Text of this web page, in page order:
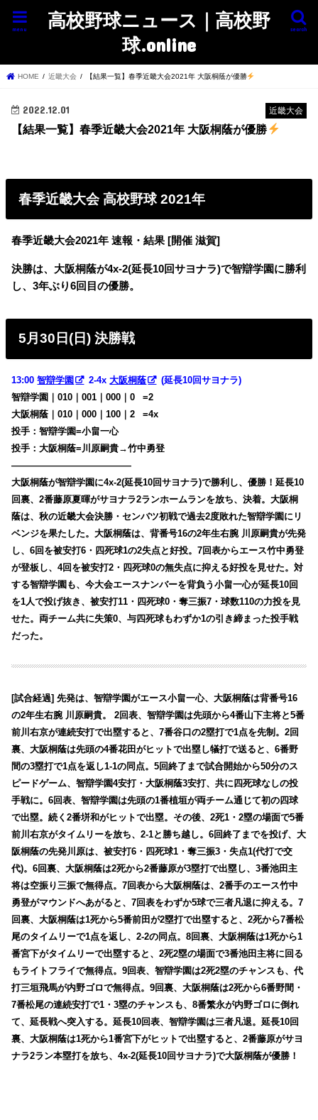
高校野球ニュース｜高校野
球.online
search
menu
HOME 近畿大会 【結果一覧】春季近畿大会2021年 大阪桐蔭が優勝
近畿大会
2022.12.01
【結果一覧】春季近畿大会2021年 大阪桐蔭が優勝
春季近畿大会 高校野球 2021年
春季近畿大会2021年 速報・結果 [開催 滋賀]
決勝は、大阪桐蔭が4x-2(延長10回サヨナラ)で智辯学園に勝利
し、3年ぶり6回目の優勝。
5月30日(日) 決勝戦
13:00智辯学園 2-4x大阪桐蔭
(延長10回サヨナラ)
智辯学園｜010｜001｜000｜0
=2
大阪桐蔭｜010｜000｜100｜2
=4x
投手：智辯学園=小畠一心
投手：大阪桐蔭=川原嗣貴→竹中勇登
—————————————
大阪桐蔭が智辯学園に4x-2(延長10回サヨナラ)で勝利し、優勝！延長10
回裏、2番藤原夏暉がサヨナラ2ランホームランを放ち、決着。大阪桐
蔭は、秋の近畿大会決勝・センバツ初戦で過去2度敗れた智辯学園にリ
ベンジを果たした。大阪桐蔭は、背番号16の2年生右腕 川原嗣貴が先発
し、6回を被安打6・四死球1の2失点と好投。7回表からエース竹中勇登
が登板し、4回を被安打2・四死球0の無失点に抑える好投を見せた。対
する智辯学園も、今大会エースナンバーを背負う小畠一心が延長10回
を1人で投げ抜き、被安打11・四死球0・奪三振7・球数110の力投を見
せた。両チーム共に失策0、与四死球もわずか1の引き締まった投手戦
だった。
[試合経過] 先発は、智辯学園がエース小畠一心、大阪桐蔭は背番号16
の2年生右腕 川原嗣貴。 2回表、智辯学園は先頭から4番山下主将と5番
前川右京が連続安打で出塁すると、7番谷口の2塁打で1点を先制。2回
裏、大阪桐蔭は先頭の4番花田がヒットで出塁し犠打で送ると、6番野
間の3塁打で1点を返し1-1の同点。5回終了まで試合開始から50分のス
ピードゲーム、智辯学園4安打・大阪桐蔭3安打、共に四死球なしの投
手戦に。6回表、智辯学園は先頭の1番植垣が両チーム通じて初の四球
で出塁。続く2番垪和がヒットで出塁。その後、2死1・2塁の場面で5番
前川右京がタイムリーを放ち、2-1と勝ち越し。6回終了までを投げ、大
阪桐蔭の先発川原は、被安打6・四死球1・奪三振3・失点1(代打で交
代)。6回裏、大阪桐蔭は2死から2番藤原が3塁打で出塁し、3番池田主
将は空振り三振で無得点。7回表から大阪桐蔭は、2番手のエース竹中
勇登がマウンドへあがると、7回表をわずか5球で三者凡退に抑える。7
回裏、大阪桐蔭は1死から5番前田が2塁打で出塁すると、2死から7番松
尾のタイムリーで1点を返し、2-2の同点。8回裏、大阪桐蔭は1死から1
番宮下がタイムリーで出塁すると、2死2塁の場面で3番池田主将に回る
もライトフライで無得点。9回表、智辯学園は2死2塁のチャンスも、代
打三垣飛馬が内野ゴロで無得点。9回裏、大阪桐蔭は2死から6番野間・
7番松尾の連続安打で1・3塁のチャンスも、8番繁永が内野ゴロに倒れ
て、延長戦へ突入する。延長10回表、智辯学園は三者凡退。延長10回
裏、大阪桐蔭は1死から1番宮下がヒットで出塁すると、2番藤原がサヨ
ナラ2ラン本塁打を放ち、4x-2(延長10回サヨナラ)で大阪桐蔭が優勝！